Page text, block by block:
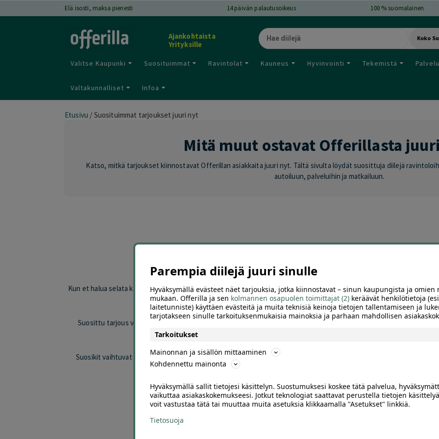
Elä isosti, maksa pienesti 14päivän palautusoikeus 100 % suomalainen
Ajankohtaista
Yrityksille
Koko
Valitse Kaupunki Suosituimmat Ravintolat Kauneus Hyvinvointi Tekemistä
Valtakunnalliset Infoa
Etusivu / Suosituimmat tarjoukset juuri nyt
Mitä muut ostavat Offerillasta
Katso, mitkä tarjoukset kiinnostavat Offerillan asiakkaita juuri nyt. Tältä sivulta löydät suosittuja diilejä
autoiluun, palveluihin ja matkailuun.
Löydä tämän hetken
Kun et halua selata koko Offerillan valikoimaa, suosituimpien tarjousten sivu auttaa löytämään nopeasti diilit, joihin
esimerkiksi ravintolaelämyksiä, hierontoja, kauneushoitoja, autopesuja, aktiviteetteja ja
Suosittu tarjous voi erottua edukseen hinnan, suuren alennuksen, kiinnostavan palvelun tai hyvän sijainnin
Suosikit vaihtuvat valikoiman ja asiakkaiden kiinnostuksen mukana. Sivulle kannattaa siksi palata säännöllisesti
Selaa suosittuja tarjouksia
Valitse oma kaupunkisi ja löydä alueesi kiinnostavimmat ravintola-, kauneus-, hyvinvointi-,
Parempia diilejä juuri sinulle
Hyväksymällä evästeet näet tarjouksia, jotka kiinnostavat – sinun kaupungista ja omien
mukaan. Offerilla ja sen kolmannen osapuolen toimittajat (2) keräävät henkilötietoja
laitetunniste) käyttäen evästeitä ja muita teknisiä keinoja tietojen tallentamiseen ja
tarjotakseen sinulle tarkoituksenmukaisia mainoksia ja parhaan mahdollisen
Tarkoitukset
Mainonnan ja sisällön mittaaminen
Kohdennettu mainonta
Hyväksymällä sallit tietojesi käsittelyn. Suostumuksesi koskee tätä palvelua,
vaikuttaa asiakaskokemukseesi. Jotkut teknologiat saattavat perustella tietojen
voit vastustaa tätä tai muuttaa muita asetuksia klikkaamalla "Asetukset" linkkiä.
Tietosuoja